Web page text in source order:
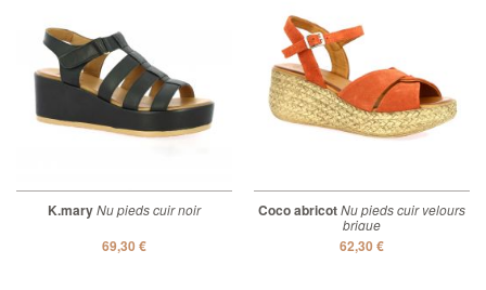
K.maryNu pieds cuir noir
69,30 €
Coco abricotNu pieds cuir velours
brique
62,30 €